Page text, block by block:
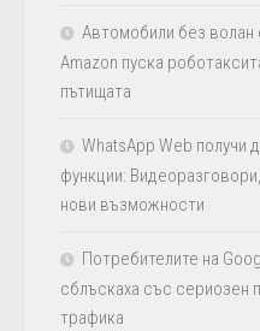
Автомобили без волан
Amazon пуска
пътищата
WhatsApp Web получи
функции:
нови възможности
Потребителите на
сблъскаха със сериозен
трафика